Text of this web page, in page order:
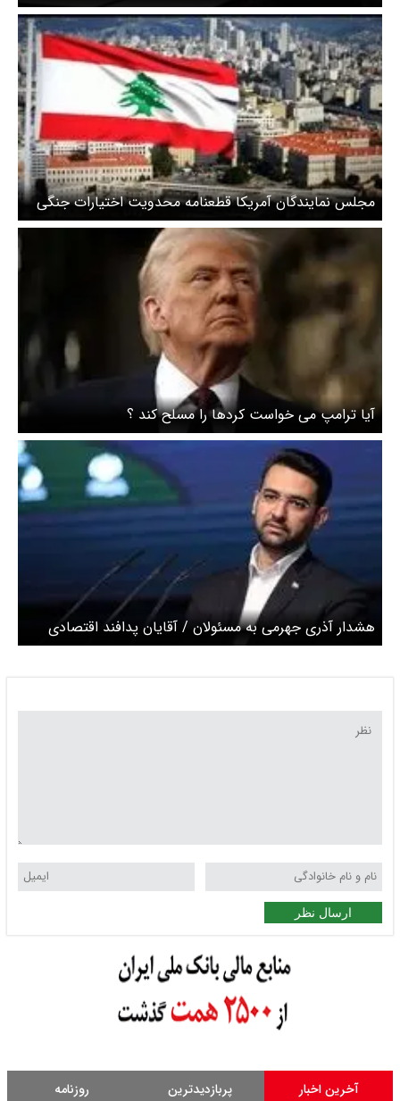
از ایران به سراغ کوبا می رود
مجلس نمایندگان آمریکا قطعنامه محدویت اختیارات جنگی
ترامپ درباره لبنان را رد کرد
آیا ترامپ می خواست کردها را مسلح کند ؟
هشدار آذری جهرمی به مسئولان / آقایان پدافند اقتصادی
کشور آماده است؟
ارسال نظر
آخرین اخبار پربازدیدترین روزنامه